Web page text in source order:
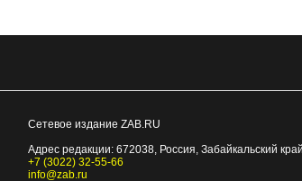
Сетевое издание ZAB.RU
Адрес редакции: 672038, Россия, Забайкальский
+7 (3022) 32-55-66
info@zab.ru